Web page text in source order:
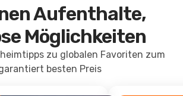
Aufenthalte,
Möglichkeiten
zu globalen Favoriten zum
besten Preis